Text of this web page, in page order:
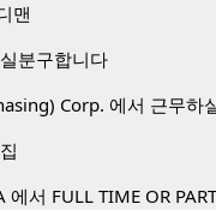
맨
분구합니다
Corp. 에서 근무하
에서 FULL TIME OR